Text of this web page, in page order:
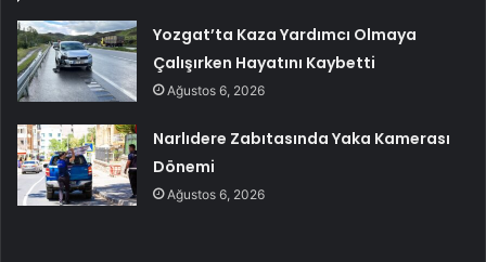
Yozgat’ta Kaza Yardımcı Olmaya
Çalışırken Hayatını Kaybetti
Ağustos 6, 2026
Narlıdere Zabıtasında Yaka Kamerası
Dönemi
Ağustos 6, 2026